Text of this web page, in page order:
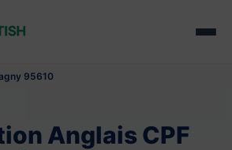
95610
Anglais CPF